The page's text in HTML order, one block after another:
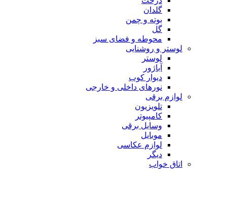
گلدان
بوته و چمن
گل
محوطه و فضای سبز
لوستر و روشنایی
لوستر
آباژور
دیوار کوب
نورهای داخلی و خارجی
لوازم برقی
تلویزیون
کامپیوتر
وسایل برقی
موبایل
لوازم عکاسی
دیگر
اتاق خواب